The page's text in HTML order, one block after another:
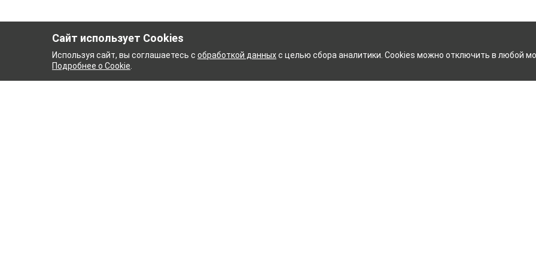
Сайт использует Cookies
Используя сайт, вы соглашаетесь с обработкой данныхс целью сбора аналитики. Cookies можно отключить в любой
Подробнее о Cookie